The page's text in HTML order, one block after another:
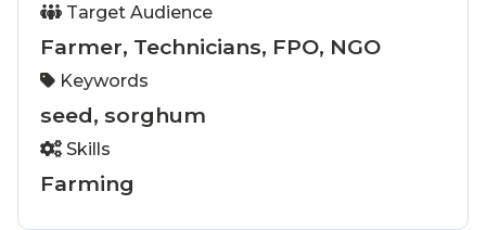
Target Audience
Farmer, Technicians, FPO, NGO
Keywords
seed, sorghum
Skills
Farming